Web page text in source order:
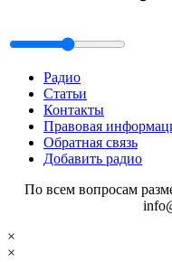
Радио
Статьи
Контакты
Правовая
Обратная связь
Добавить радио
По всем вопросам
×
×